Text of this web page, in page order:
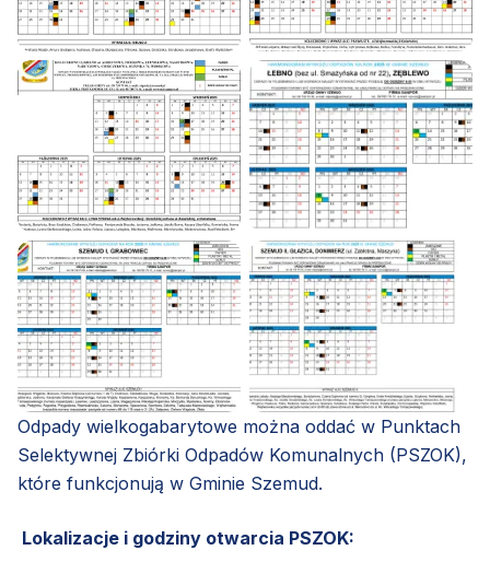
Odpady wielkogabarytowe można oddać w Punktach
Selektywnej Zbiórki Odpadów Komunalnych (PSZOK),
które funkcjonują w Gminie Szemud.
Lokalizacje i godziny otwarcia PSZOK: